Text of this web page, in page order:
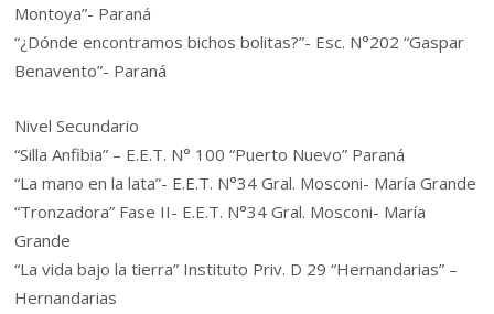
Montoya”- Paraná
“¿Dónde encontramos bichos bolitas?”- Esc. N°202 “Gaspar
Benavento”- Paraná
Nivel Secundario
“Silla Anfibia” – E.E.T. N° 100 “Puerto Nuevo” Paraná
“La mano en la lata”- E.E.T. N°34 Gral. Mosconi- María Grande
“Tronzadora” Fase II- E.E.T. N°34 Gral. Mosconi- María
Grande
“La vida bajo la tierra” Instituto Priv. D 29 “Hernandarias” –
Hernandarias